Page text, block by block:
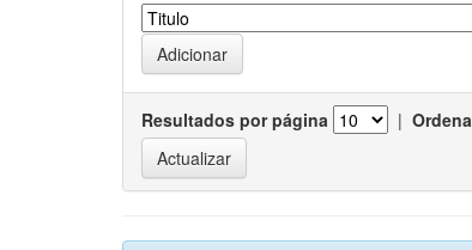
Resultados por página |